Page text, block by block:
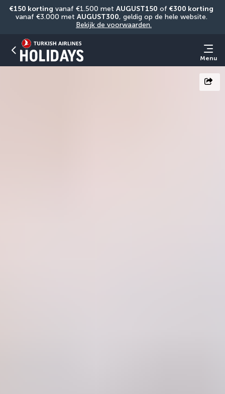
€150 korting vanaf €1.500 met AUGUST150 of €300 korting
vanaf €3.000 met AUGUST300
Bekijk de voorwaarden.
Menu